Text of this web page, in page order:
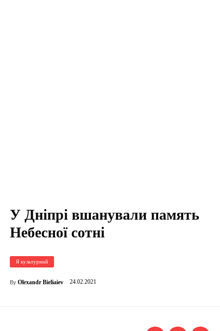
У Дніпрі вшанували память
Небесної сотні
Я культурний
By Olexandr Bieliaiev 24.02.2021